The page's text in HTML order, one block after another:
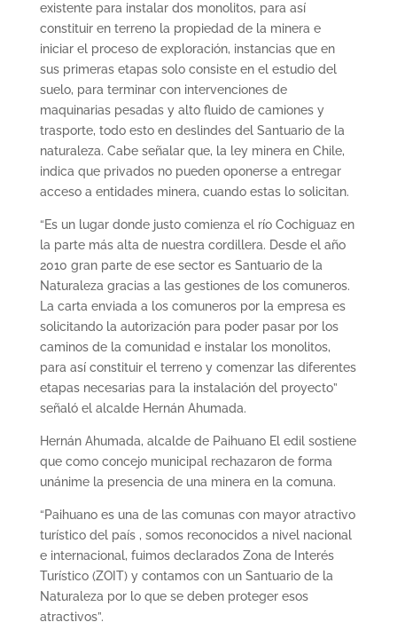
existente para instalar dos monolitos, para así
constituir en terreno la propiedad de la minera e
iniciar el proceso de exploración, instancias que en
sus primeras etapas solo consiste en el estudio del
suelo, para terminar con intervenciones de
maquinarias pesadas y alto fluido de camiones y
trasporte, todo esto en deslindes del Santuario de la
naturaleza. Cabe señalar que, la ley minera en Chile,
indica que privados no pueden oponerse a entregar
acceso a entidades minera, cuando estas lo solicitan.
“Es un lugar donde justo comienza el río Cochiguaz en
la parte más alta de nuestra cordillera. Desde el año
2010 gran parte de ese sector es Santuario de la
Naturaleza gracias a las gestiones de los comuneros.
La carta enviada a los comuneros por la empresa es
solicitando la autorización para poder pasar por los
caminos de la comunidad e instalar los monolitos,
para así constituir el terreno y comenzar las diferentes
etapas necesarias para la instalación del proyecto”
señaló el alcalde Hernán Ahumada.
Hernán Ahumada, alcalde de Paihuano El edil sostiene
que como concejo municipal rechazaron de forma
unánime la presencia de una minera en la comuna.
“Paihuano es una de las comunas con mayor atractivo
turístico del país , somos reconocidos a nivel nacional
e internacional, fuimos declarados Zona de Interés
Turístico (ZOIT) y contamos con un Santuario de la
Naturaleza por lo que se deben proteger esos
atractivos”.